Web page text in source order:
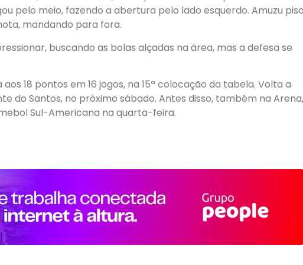
pelo meio, fazendo a abertura pelo lado esquerdo. Amuzu
mandando para fora.
buscando as bolas alçadas na área, mas a defesa se
18 pontos em 16 jogos, na 15ª colocação da tabela. Volta a
do Santos, no próximo sábado. Antes disso, também na Arena,
Sul-Americana na quarta-feira.